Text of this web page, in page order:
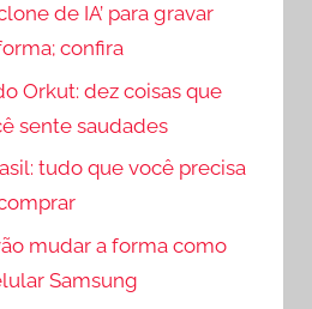
de IA’ para gravar
confira
Orkut: dez coisas que
sente saudades
tudo que você precisa
mudar a forma como
Samsung